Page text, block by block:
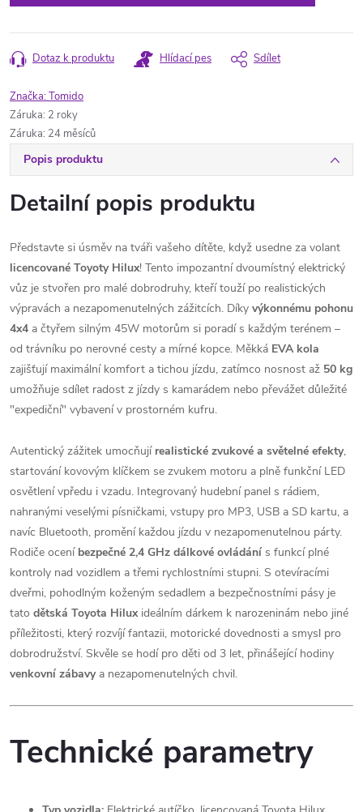
Dotaz k produktu Hlídací pes Sdílet
Značka:Tomido
Záruka: 2 roky
Záruka: 24 měsíců
Popis produktu
Detailní popis produktu
Představte si úsměv na tváři vašeho dítěte, když usedne za volant
licencované Toyoty Hilux! Tento impozantní dvoumístný elektrický
vůz je stvořen pro malé dobrodruhy, kteří touží po realistických
výpravách a nezapomenutelných zážitcích. Díky výkonnému pohonu
4x4 a čtyřem silným 45W motorům si poradí s každým terénem –
od trávníku po nerovné cesty a mírné kopce. Měkká EVA kola
zajišťují maximální komfort a tichou jízdu, zatímco nosnost až 50 kg
umožňuje sdílet radost z jízdy s kamarádem nebo převážet důležité
"expediční" vybavení v prostorném kufru.
Autentický zážitek umocňují realistické zvukové a světelné efekty,
startování kovovým klíčkem se zvukem motoru a plně funkční LED
osvětlení vpředu i vzadu. Integrovaný hudební panel s rádiem,
nahranými veselými písničkami, vstupy pro MP3, USB a SD kartu, a
navíc Bluetooth, promění každou jízdu v nezapomenutelnou párty.
Rodiče ocení bezpečné 2,4 GHz dálkové ovládání s funkcí plné
kontroly nad vozidlem a třemi rychlostními stupni. S otevíracími
dveřmi, pohodlným koženým sedadlem a bezpečnostními pásy je
tato dětská Toyota Hiluxideálním dárkem k narozeninám nebo jiné
příležitosti, který rozvíjí fantazii, motorické dovednosti a smysl pro
dobrodružství. Skvěle se hodí pro děti od 3 let, přinášející hodiny
venkovní zábavya nezapomenutelných chvil.
Technické parametry